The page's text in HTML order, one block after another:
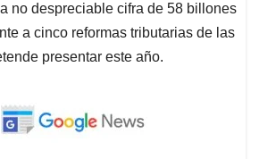
no despreciable cifra de 58 billones
a cinco reformas tributarias de las
presentar este año.